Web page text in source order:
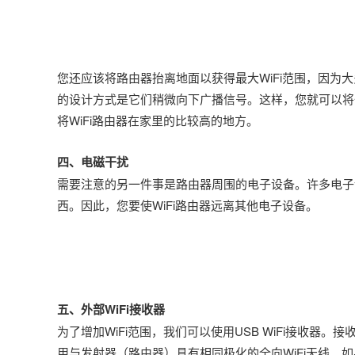
您还应该将路由器抬离地面以获得最大WiFi范围，因为
的设计方式是它们稍微向下广播信号。这样，您就可以
将WiFi路由器在家里的比较高的地方。
四、电磁干扰
需要注意的另一件事是路由器周围的电子设备。许多电
西。因此，您要使WiFi路由器远离其他电子设备。
五、外部WiFi接收器
为了增加WiFi范围，我们可以使用USB WiFi接收器。